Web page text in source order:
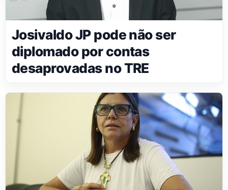
Josivaldo JP pode não ser
diplomado por contas
desaprovadas no TRE